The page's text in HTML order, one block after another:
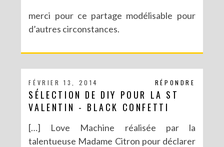
merci pour ce partage modélisable pour
d’autres circonstances.
RÉPONDRE
FÉVRIER 13, 2014
SÉLECTION DE DIY POUR LA ST
VALENTIN - BLACK CONFETTI
[…] Love Machine réalisée par la
talentueuse Madame Citron pour déclarer